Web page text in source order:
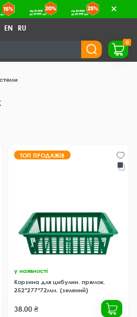
EN RU
0
ТОП ПРОДАЖІВ
у наявності
Корзина для цибулин. прямок.
252*277*72мм. (зелений)
38.00 ₴